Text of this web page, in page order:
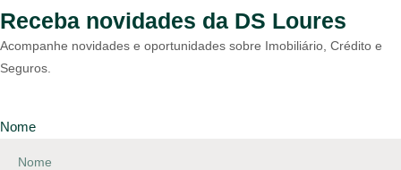
Receba novidades da DS Loures
Acompanhe novidades e oportunidades sobre Imobiliário, Crédito e
Seguros.
Nome